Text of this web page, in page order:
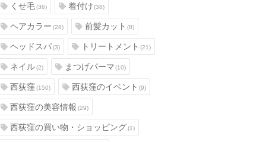
くせ毛(36) 着付け(38)
ヘアカラー(28) 前髪カット(8)
ヘッドスパ(3) トリートメント(21)
ネイル(2) まつげパーマ(10)
西荻窪(150) 西荻窪のイベント(9)
西荻窪の美容情報(29)
西荻窪の買い物・ショッピング(1)